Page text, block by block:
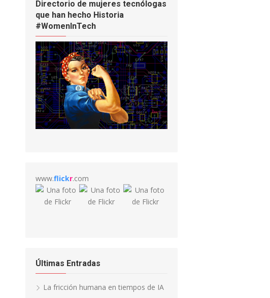
Directorio de mujeres tecnólogas
que han hecho Historia
#WomenInTech
www.flickr.com
Últimas Entradas
La fricción humana en tiempos de IA